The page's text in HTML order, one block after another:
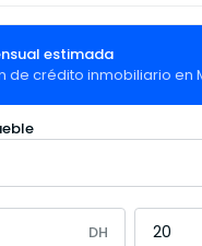
estimada
de crédito inmobiliario en
DH